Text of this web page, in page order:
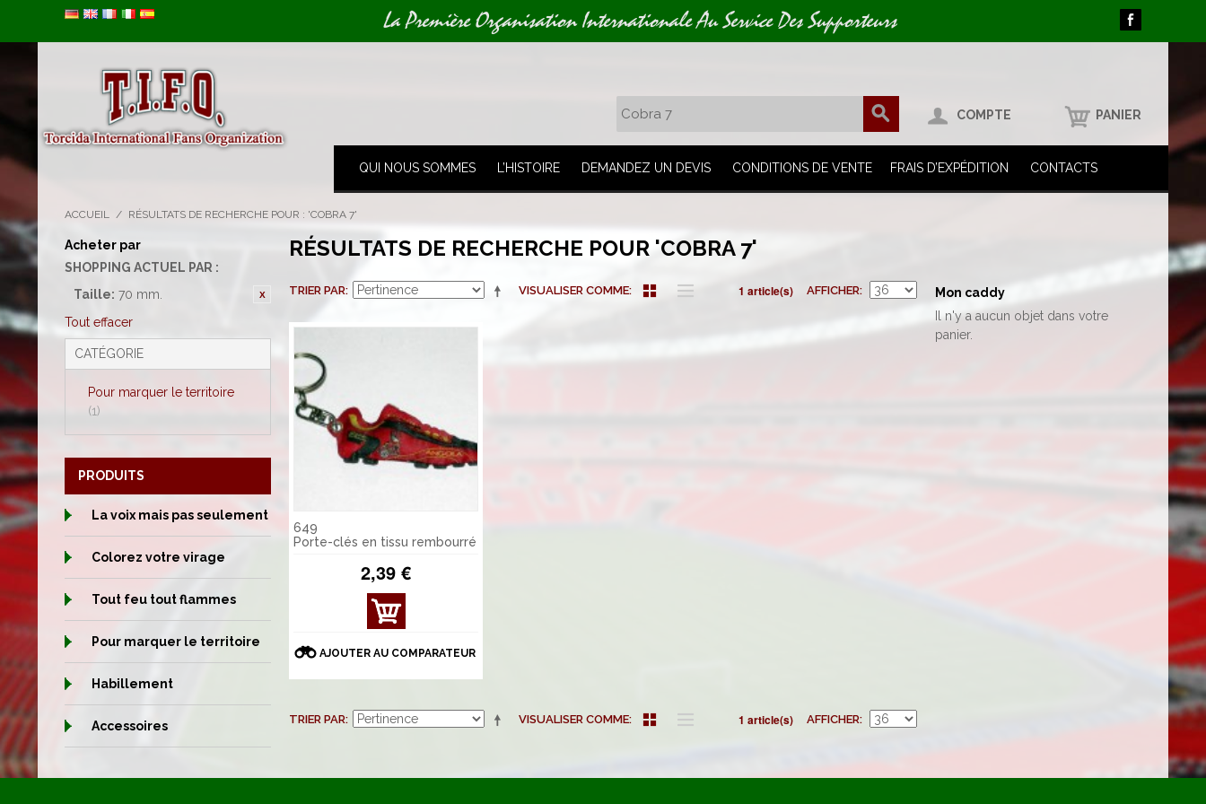
La Première Organisation Internationale Au Service Des Supporteurs
COMPTE PANIER
QUI NOUS SOMMES L’HISTOIRE DEMANDEZ UN DEVIS CONDITIONS DE VENTE FRAIS D’EXPÉDITION CONTACTS
ACCUEIL / RÉSULTATS DE RECHERCHE POUR : 'COBRA 7'
Acheter par
SHOPPING ACTUEL PAR :
Taille: 70 mm.
Tout effacer
CATÉGORIE
Pour marquer le territoire
(1)
RÉSULTATS DE RECHERCHE POUR 'COBRA 7'
VISUALISER COMME
TRIER PAR 1 article(s) AFFICHER
649
Porte-clés en tissu rembourré
2,39 €
AFFI
CHE
DÉT
AILS
AJOUTER AU COMPARATEUR
VISUALISER COMME
TRIER PAR 1 article(s) AFFICHER
PRODUITS
La voix mais pas seulement
Colorez votre virage
Tout feu tout flammes
Pour marquer le territoire
Habillement
Accessoires
Mon caddy
Il n'y a aucun objet dans votre
panier.